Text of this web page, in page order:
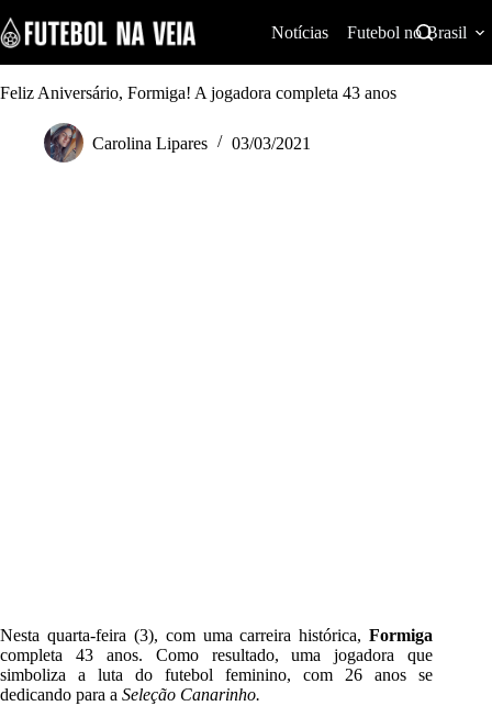
k
i
p
t
Notícias Futebol no Brasil
Feliz Aniversário, Formiga! A jogadora completa 43 anos
Carolina Lipares 03/03/2021
Nesta quarta-feira (3), com uma carreira histórica,Formiga
completa 43 anos. Como resultado, uma jogadora que
simboliza a luta do futebol feminino, com 26 anos se
dedicando para a Seleção Canarinho.